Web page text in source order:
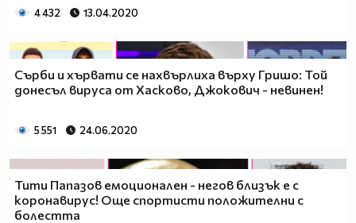
4 432 13.04.2020
Сърби и хървати се нахвърлиха върху Гришо: Той
донесъл вируса от Хасково, Джокович - невинен!
5 551 24.06.2020
Тити Папазов емоционален - негов близък е с
коронавирус! Още спортисти положителни с
болестта